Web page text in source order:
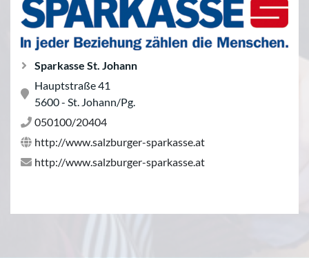
Sparkasse St. Johann
Hauptstraße 41
5600 - St. Johann/Pg.
050100/20404
http://www.salzburger-sparkasse.at
http://www.salzburger-sparkasse.at